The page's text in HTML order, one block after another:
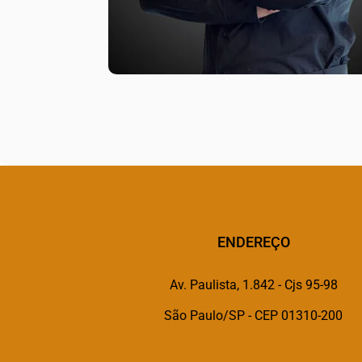
ENDEREÇO
Av. Paulista, 1.842 - Cjs 95-98
São Paulo/SP - CEP 01310-200